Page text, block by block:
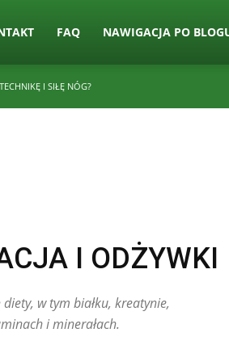
FAQ NAWIGACJA PO
I SIŁĘ NÓG?
I ODŻYWKI
w tym białku, kreatynie,
i minerałach.